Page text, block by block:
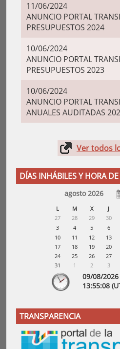
11/06/2024
ANUNCIO PORTAL
PRESUPUESTOS 2024
10/06/2024
ANUNCIO PORTAL
PRESUPUESTOS 2023
10/06/2024
ANUNCIO PORTAL
ANUALES AUDITADAS
Ver todos
DÍAS INHÁBILES Y HORA
agosto 2026
L M X J
27
28 29 30
3
4 5 6
10
11 12 13
17
18 19 20
24
25 26 27
31
1 2 3
09/08/2026
13:55:08
TRANSPARENCIA